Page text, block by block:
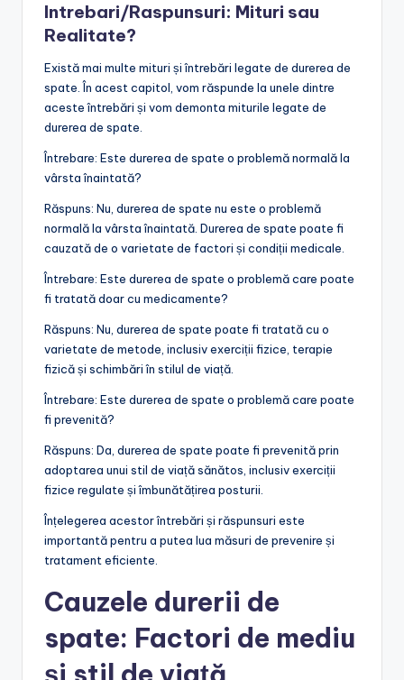
Intrebari/Raspunsuri: Mituri sau
Realitate?
Există mai multe mituri și întrebări legate de durerea de
spate. În acest capitol, vom răspunde la unele dintre
aceste întrebări și vom demonta miturile legate de
durerea de spate.
Întrebare: Este durerea de spate o problemă normală la
vârsta înaintată?
Răspuns: Nu, durerea de spate nu este o problemă
normală la vârsta înaintată. Durerea de spate poate fi
cauzată de o varietate de factori și condiții medicale.
Întrebare: Este durerea de spate o problemă care poate
fi tratată doar cu medicamente?
Răspuns: Nu, durerea de spate poate fi tratată cu o
varietate de metode, inclusiv exerciții fizice, terapie
fizică și schimbări în stilul de viață.
Întrebare: Este durerea de spate o problemă care poate
fi prevenită?
Răspuns: Da, durerea de spate poate fi prevenită prin
adoptarea unui stil de viață sănătos, inclusiv exerciții
fizice regulate și îmbunătățirea posturii.
Înțelegerea acestor întrebări și răspunsuri este
importantă pentru a putea lua măsuri de prevenire și
tratament eficiente.
Cauzele durerii de
spate: Factori de mediu